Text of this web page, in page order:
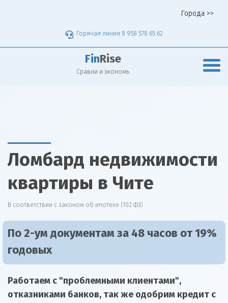
Города >>
Горячая линия 8 958 578 65 62
Fin Rise
Сравни и экономь
Ломбард недвижимости
квартиры в Чите
В соответствии с законом об ипотеке (102 ФЗ)
По 2-ум документам за 48 часов от 19%
годовых
Работаем с "проблемными клиентами",
отказниками банков, так же одобрим кредит с